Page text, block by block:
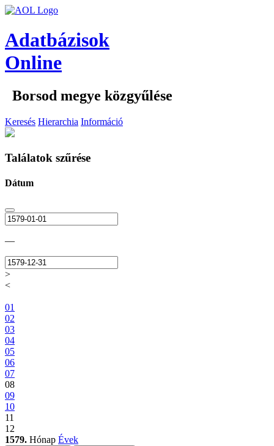
Adatbázisok
Online
Borsod megye közgyűlése
Keresés Hierarchia Információ
Találatok szűrése
Dátum
—
>
<
01
02
03
04
05
06
07
08
09
10
11
12
1579. Hónap Évek